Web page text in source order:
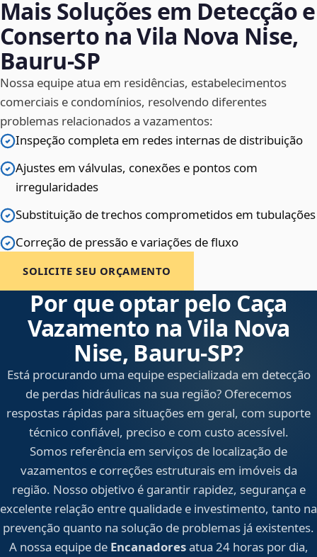
Mais Soluções em Detecção e
Conserto na Vila Nova Nise,
Bauru‑SP
Nossa equipe atua em residências, estabelecimentos
comerciais e condomínios, resolvendo diferentes
problemas relacionados a vazamentos:
Inspeção completa em redes internas de distribuição
Ajustes em válvulas, conexões e pontos com
irregularidades
Substituição de trechos comprometidos em tubulações
Correção de pressão e variações de fluxo
SOLICITE SEU ORÇAMENTO
Por que optar pelo Caça
Vazamento na Vila Nova
Nise, Bauru‑SP?
Está procurando uma equipe especializada em detecção
de perdas hidráulicas na sua região? Oferecemos
respostas rápidas para situações em geral, com suporte
técnico confiável, preciso e com custo acessível.
Somos referência em serviços de localização de
vazamentos e correções estruturais em imóveis da
região. Nosso objetivo é garantir rapidez, segurança e
excelente relação entre qualidade e investimento, tanto na
prevenção quanto na solução de problemas já existentes.
A nossa equipe de Encanadoresatua 24 horas por dia,